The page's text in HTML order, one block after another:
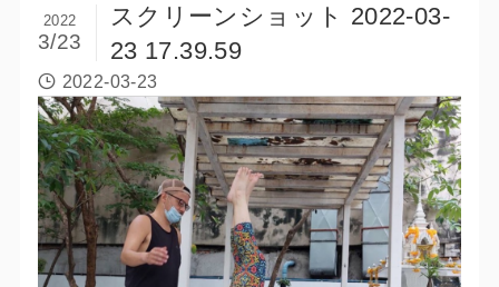
スクリーンショット 2022-03-
23 17.39.59
2022
3/23
2022-03-23